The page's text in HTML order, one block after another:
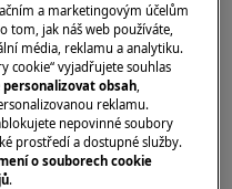
a byla ponechána v
než 10–15 °C),
Ponechte
aby se ohřála, což
a marketingovým účelům
tom, jak náš web používáte,
média, reklamu a analytiku.
cookie“ vyjadřujete souhlas
personalizovat obsah
reklamu.
nepovinné soubory
prostředí a dostupné služby.
o souborech cookie
.